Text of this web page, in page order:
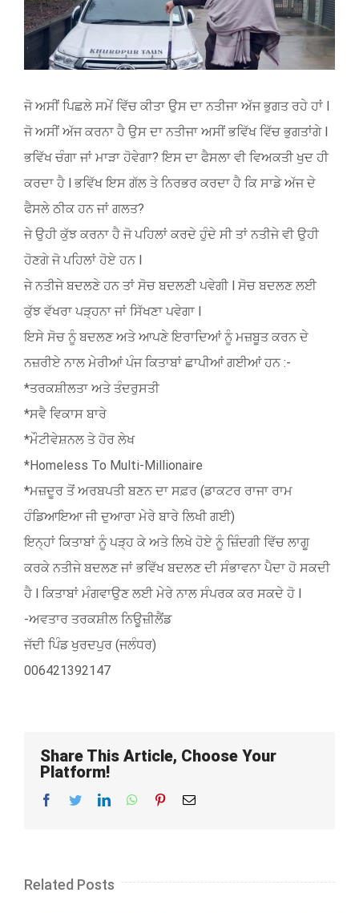
ਜੋ ਅਸੀਂ ਪਿਛਲੇ ਸਮੇਂ ਵਿੱਚ ਕੀਤਾ ਉਸ ਦਾ ਨਤੀਜਾ ਅੱਜ ਭੁਗਤ ਰਹੇ ਹਾਂ l
ਜੋ ਅਸੀਂ ਅੱਜ ਕਰਨਾ ਹੈ ਉਸ ਦਾ ਨਤੀਜਾ ਅਸੀਂ ਭਵਿੱਖ ਵਿੱਚ ਭੁਗਤਾਂਗੇ l
ਭਵਿੱਖ ਚੰਗਾ ਜਾਂ ਮਾੜਾ ਹੋਵੇਗਾ? ਇਸ ਦਾ ਫੈਸਲਾ ਵੀ ਵਿਅਕਤੀ ਖੁਦ ਹੀ
ਕਰਦਾ ਹੈ l ਭਵਿੱਖ ਇਸ ਗੱਲ ਤੇ ਨਿਰਭਰ ਕਰਦਾ ਹੈ ਕਿ ਸਾਡੇ ਅੱਜ ਦੇ
ਫੈਸਲੇ ਠੀਕ ਹਨ ਜਾਂ ਗਲਤ?
ਜੇ ਉਹੀ ਕੁੱਝ ਕਰਨਾ ਹੈ ਜੋ ਪਹਿਲਾਂ ਕਰਦੇ ਹੁੰਦੇ ਸੀ ਤਾਂ ਨਤੀਜੇ ਵੀ ਉਹੀ
ਹੋਣਗੇ ਜੋ ਪਹਿਲਾਂ ਹੋਏ ਹਨ l
ਜੇ ਨਤੀਜੇ ਬਦਲਣੇ ਹਨ ਤਾਂ ਸੋਚ ਬਦਲਣੀ ਪਵੇਗੀ l ਸੋਚ ਬਦਲਣ ਲਈ
ਕੁੱਝ ਵੱਖਰਾ ਪੜ੍ਹਨਾ ਜਾਂ ਸਿੱਖਣਾ ਪਵੇਗਾ l
ਇਸੇ ਸੋਚ ਨੂੰ ਬਦਲਣ ਅਤੇ ਆਪਣੇ ਇਰਾਦਿਆਂ ਨੂੰ ਮਜ਼ਬੂਤ ਕਰਨ ਦੇ
ਨਜ਼ਰੀਏ ਨਾਲ ਮੇਰੀਆਂ ਪੰਜ ਕਿਤਾਬਾਂ ਛਾਪੀਆਂ ਗਈਆਂ ਹਨ :-
*ਤਰਕਸ਼ੀਲਤਾ ਅਤੇ ਤੰਦਰੁਸਤੀ
*ਸਵੈ ਵਿਕਾਸ ਬਾਰੇ
*ਮੌਟੀਵੇਸ਼ਨਲ ਤੇ ਹੋਰ ਲੇਖ
*Homeless To Multi-Millionaire
*ਮਜ਼ਦੂਰ ਤੋਂ ਅਰਬਪਤੀ ਬਣਨ ਦਾ ਸਫ਼ਰ (ਡਾਕਟਰ ਰਾਜਾ ਰਾਮ
ਹੰਡਿਆਇਆ ਜੀ ਦੁਆਰਾ ਮੇਰੇ ਬਾਰੇ ਲਿਖੀ ਗਈ)
ਇਨ੍ਹਾਂ ਕਿਤਾਬਾਂ ਨੂੰ ਪੜ੍ਹ ਕੇ ਅਤੇ ਲਿਖੇ ਹੋਏ ਨੂੰ ਜ਼ਿੰਦਗੀ ਵਿੱਚ ਲਾਗੂ
ਕਰਕੇ ਨਤੀਜੇ ਬਦਲਣ ਜਾਂ ਭਵਿੱਖ ਬਦਲਣ ਦੀ ਸੰਭਾਵਨਾ ਪੈਦਾ ਹੋ ਸਕਦੀ
ਹੈ l ਕਿਤਾਬਾਂ ਮੰਗਵਾਉਣ ਲਈ ਮੇਰੇ ਨਾਲ ਸੰਪਰਕ ਕਰ ਸਕਦੇ ਹੋ l
-ਅਵਤਾਰ ਤਰਕਸ਼ੀਲ ਨਿਊਜ਼ੀਲੈਂਡ
ਜੱਦੀ ਪਿੰਡ ਖੁਰਦਪੁਰ (ਜਲੰਧਰ)
006421392147
Share This Article, Choose Your
Platform!
Facebook
TwitterLinkedInWhatsApp
PinterestEmail
Related Posts